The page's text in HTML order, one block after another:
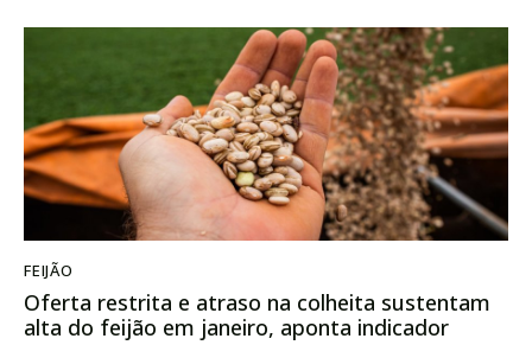
FEIJÃO
Oferta restrita e atraso na colheita sustentam
alta do feijão em janeiro, aponta indicador